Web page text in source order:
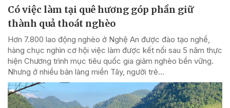
Có việc làm tại quê hương góp phần giữ
thành quả thoát nghèo
Hơn 7.800 lao động nghèo ở Nghệ An được đào tạo nghề,
hàng chục nghìn cơ hội việc làm được kết nối sau 5 năm thực
hiện Chương trình mục tiêu quốc gia giảm nghèo bền vững.
Nhưng ở nhiều bản làng miền Tây, người trẻ...